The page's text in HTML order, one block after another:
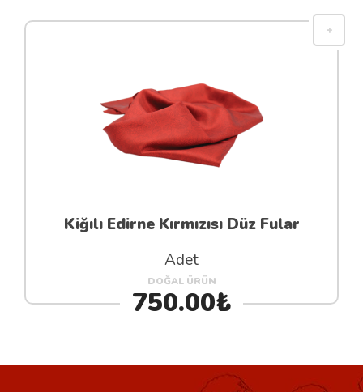
Kiğılı Edirne Kırmızısı Düz Fular
Adet
DOĞAL ÜRÜN
750.00₺